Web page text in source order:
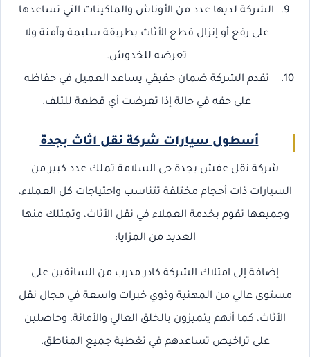
الشركة لديها عدد من الأوناش والماكينات التي تساعدها
على رفع أو إنزال قطع الأثاث بطريقة سليمة وآمنة ولا
تعرضه للخدوش.
تقدم الشركة ضمان حقيقي يساعد العميل في حفاظه
على حقه في حالة إذا تعرضت أي قطعة للتلف.
أسطول سيارات شركة نقل اثاث بجدة
شركة نقل عفش بجدة حى السلامة تملك عدد كبير من
السيارات ذات أحجام مختلفة تتناسب واحتياجات كل العملاء،
وجميعها تقوم بخدمة العملاء في نقل الأثاث، وتمتلك منها
العديد من المزايا:
إضافة إلى امتلاك الشركة كادر مدرب من السائقين على
مستوى عالي من المهنية وذوي خبرات واسعة في مجال نقل
الأثاث، كما أنهم يتميزون بالخلق العالي والأمانة، وحاصلين
على تراخيص تساعدهم في تغطية جميع المناطق.